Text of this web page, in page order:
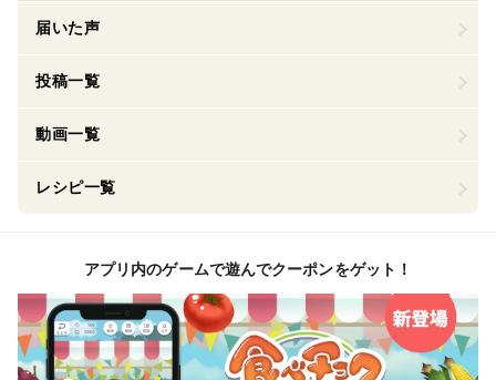
届いた声
投稿一覧
動画一覧
レシピ一覧
アプリ内のゲームで遊んでクーポンをゲット！